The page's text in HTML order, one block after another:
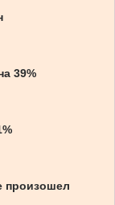
39%
произошел